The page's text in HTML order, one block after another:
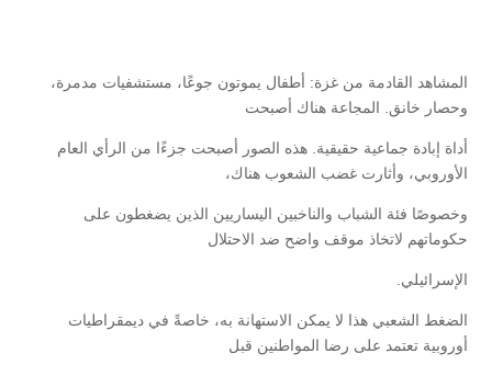
المشاهد القادمة من غزة: أطفال يموتون جوعًا، مستشفيات مدمرة،
وحصار خانق. المجاعة هناك أصبحت
أداة إبادة جماعية حقيقية. هذه الصور أصبحت جزءًا من الرأي العام
الأوروبي، وأثارت غضب الشعوب هناك،
وخصوصًا فئة الشباب والناخبين اليساريين الذين يضغطون على
حكوماتهم لاتخاذ موقف واضح ضد الاحتلال
الإسرائيلي.
الضغط الشعبي هذا لا يمكن الاستهانة به، خاصةً في ديمقراطيات
أوروبية تعتمد على رضا المواطنين قبل